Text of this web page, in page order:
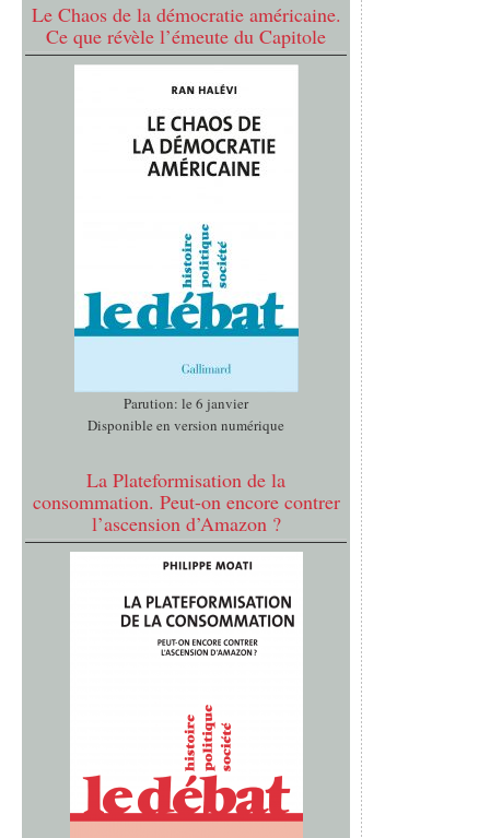
Le Chaos de la démocratie américaine.
Ce que révèle l’émeute du Capitole
Parution: le 6 janvier
Disponible en version numérique
La Plateformisation de la
consommation. Peut-on encore contrer
l’ascension d’Amazon ?